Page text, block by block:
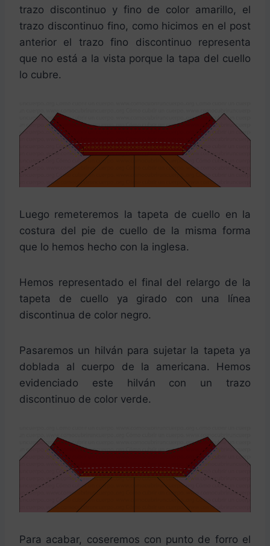
trazo discontinuo y fino de color amarillo, el
trazo discontinuo fino, como hicimos en el post
anterior el trazo fino discontinuo representa
que no está a la vista porque la tapa del cuello
lo cubre.
Luego remeteremos la tapeta de cuello en la
costura del pie de cuello de la misma forma
que lo hemos hecho con la inglesa.
Hemos representado el final del relargo de la
tapeta de cuello ya girado con una línea
discontinua de color negro.
Pasaremos un hilván para sujetar la tapeta ya
doblada al cuerpo de la americana. Hemos
evidenciado este hilván con un trazo
discontinuo de color verde.
Para acabar, coseremos con punto de forro el